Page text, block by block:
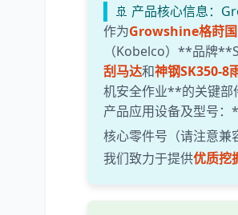
🚢 产品核心信息：
作为Growshine格莳
（Kobelco）**品牌
刮马达和神钢SK350-8
机安全作业**的关键部
产品应用设备及型号
核心零件号（请注意兼
我们致力于提供优质挖